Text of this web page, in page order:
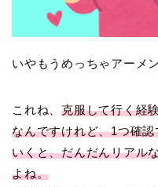
いやもうめっちゃアーメン
これね、克服して行く経
なんですけれど、1つ確
いくと、だんだんリアル
よね。